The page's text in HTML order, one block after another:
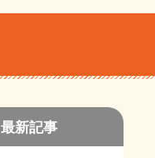
最新記事